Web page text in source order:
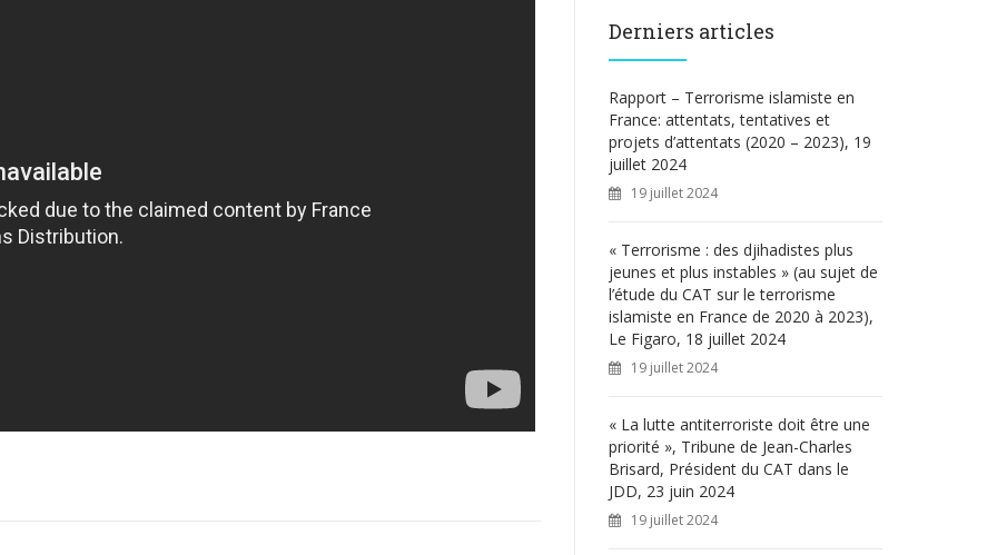
e
h
e
r
:
Derniers articles
Rapport – Terrorisme islamiste en
France: attentats, tentatives et
projets d’attentats (2020 – 2023), 19
juillet 2024
19 juillet 2024
« Terrorisme : des djihadistes plus
jeunes et plus instables » (au sujet de
l’étude du CAT sur le terrorisme
islamiste en France de 2020 à 2023),
Le Figaro, 18 juillet 2024
19 juillet 2024
« La lutte antiterroriste doit être une
priorité », Tribune de Jean-Charles
Brisard, Président du CAT dans le
JDD, 23 juin 2024
19 juillet 2024